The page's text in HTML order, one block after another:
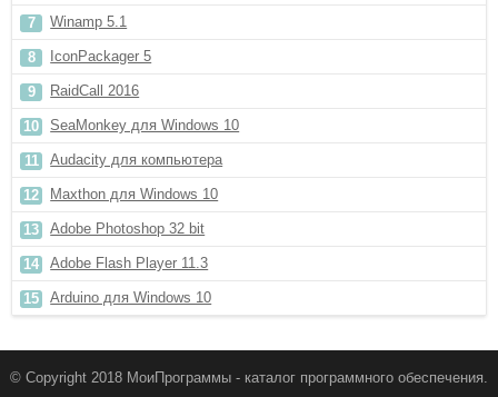
Winamp 5.1
IconPackager 5
RaidCall 2016
SeaMonkey для Windows 10
Audacity для компьютера
Maxthon для Windows 10
Adobe Photoshop 32 bit
Adobe Flash Player 11.3
Arduino для Windows 10
© Copyright 2018 МоиПрограммы - каталог программного обеспечения.